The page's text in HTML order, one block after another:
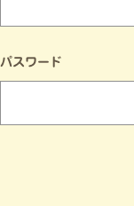
パスワード